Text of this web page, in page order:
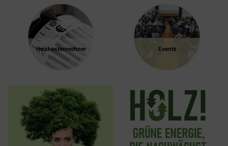
Heizkosten­rechner Events
besuchen.
Google Tag Manager
Der Google Tag Manager setzt keine Cookies
(im leeren Zustand). Der Tag Manager ist nur
ein "Container", über den Sie u.a. verschiedene
Tracking- und Remarketing-Codes gebündelt
einbauen können. Wenn Sie beispielsweise
Google Analytics über den Tag Manager
einbinden, werden Cookies gesetzt. Diese
Cookies stammen aber von Google Analytics